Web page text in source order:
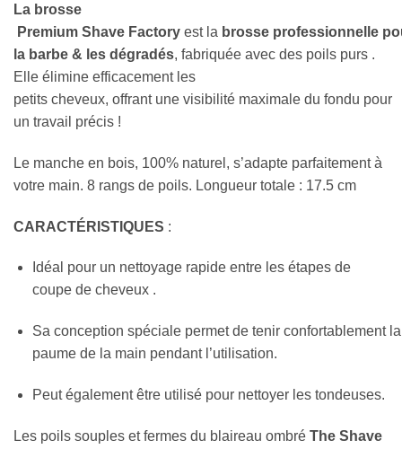
La brosse
Premium Shave Factory est la brosse professionnelle
la barbe & les dégradés, fabriquée avec des poils purs .
Elle élimine efficacement les
petits cheveux, offrant une visibilité maximale du fondu pour
un travail précis !
Le manche en bois, 100% naturel, s’adapte parfaitement à
votre main. 8 rangs de poils. Longueur totale : 17.5 cm
CARACTÉRISTIQUES :
Idéal pour un nettoyage rapide entre les étapes de
coupe de cheveux .
Sa conception spéciale permetde tenir confortablement
paume de la main pendant l’utilisation.
Peutégalementêtre utilisé pour nettoyer les tondeuses.
Les poils souples et fermes du blaireau ombré The Shave